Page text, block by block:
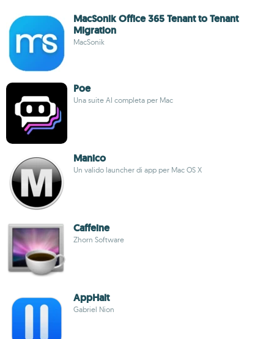
MacSonik Office 365 Tenant to Tenant
Migration
MacSonik
Poe
Una suite AI completa per Mac
Manico
Un valido launcher di app per Mac OS X
Caffeine
Zhorn Software
AppHalt
Gabriel Nion